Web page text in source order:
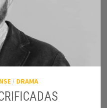
/ DRAMA